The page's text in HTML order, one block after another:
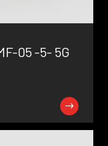
05 -5- 5G